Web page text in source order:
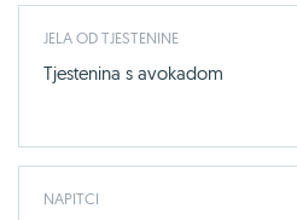
JELA OD TJESTENINE
Tjestenina s avokadom
NAPITCI